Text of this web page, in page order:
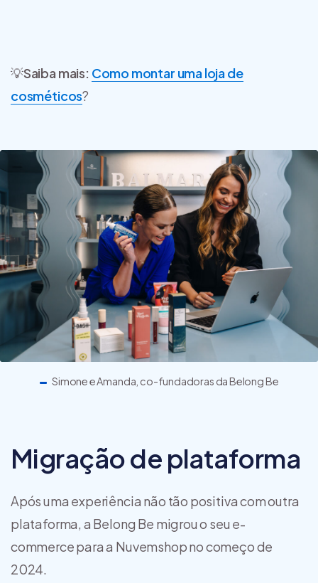
💡Saiba mais: Como montar uma loja de
cosméticos?
Simone e Amanda, co-fundadoras da Belong Be
Migração de plataforma
Após uma experiência não tão positiva com outra
plataforma, a Belong Be migrou o seu e-
commerce para a Nuvemshop no começo de
2024.